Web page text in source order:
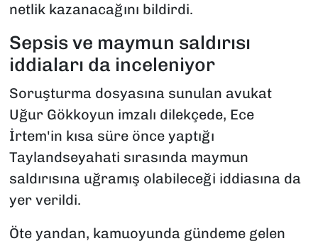
netlik kazanacağını bildirdi.
Sepsis ve maymun saldırısı
iddiaları da inceleniyor
Soruşturma dosyasına sunulan avukat
Uğur Gökkoyun imzalı dilekçede, Ece
İrtem'in kısa süre önce yaptığı
Taylandseyahati sırasında maymun
saldırısına uğramış olabileceği iddiasına da
yer verildi.
Öte yandan, kamuoyunda gündeme gelen